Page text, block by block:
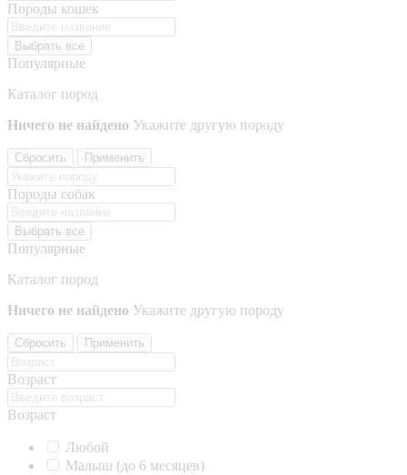
Породы кошек
Выбрать все
Популярные
Каталог пород
Ничего не найдено Укажите другую породу
Сбросить Применить
Породы собак
Выбрать все
Популярные
Каталог пород
Ничего не найдено Укажите другую породу
Сбросить Применить
Возраст
Возраст
Любой
Малыш (до 6 месяцев)